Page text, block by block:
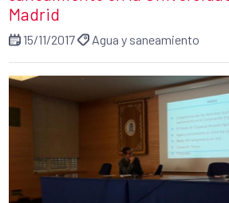
Madrid
15/11/2017 Agua y saneamiento